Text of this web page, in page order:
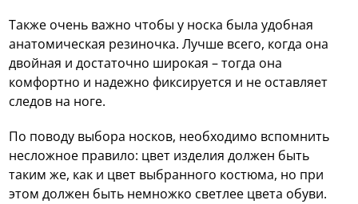
Также очень важно чтобы у носка была удобная
анатомическая резиночка. Лучше всего, когда она
двойная и достаточно широкая – тогда она
комфортно и надежно фиксируется и не оставляет
следов на ноге.
По поводу выбора носков, необходимо вспомнить
несложное правило: цвет изделия должен быть
таким же, как и цвет выбранного костюма, но при
этом должен быть немножко светлее цвета обуви.